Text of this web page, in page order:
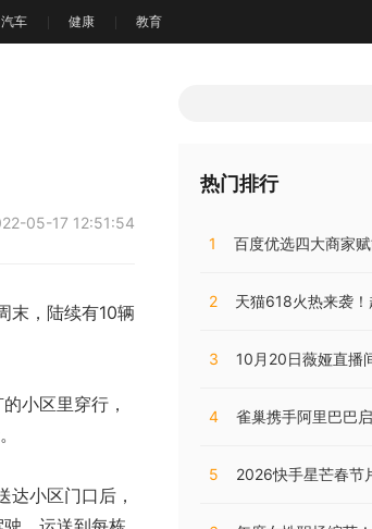
汽车 健康 教育
05-17 12:51:54
末，陆续有10辆
小区里穿行，
小区门口后，
热门排行
1 百度优选四大商家赋能工具全面升
2 天猫618火热来袭！超级明星主播阵
3 10月20日薇娅直播间太湖雪蚕丝被
4 雀巢携手阿里巴巴启动“88减碳日
5 2026快手星芒春节片单出炉，18部精品